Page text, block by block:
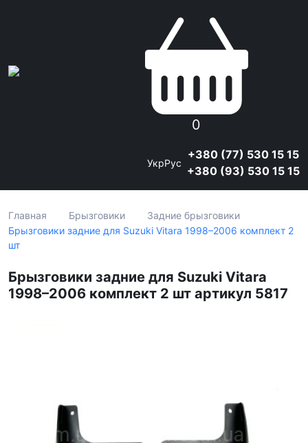
0
УкрРус
+380 (77) 530 15 15
+380 (93) 530 15 15
Главная Брызговики
Задние брызговики
Брызговики задние для Suzuki Vitara 1998–2006 комплект 2
шт
Брызговики задние для Suzuki Vitara
1998–2006 комплект 2 шт артикул 5817